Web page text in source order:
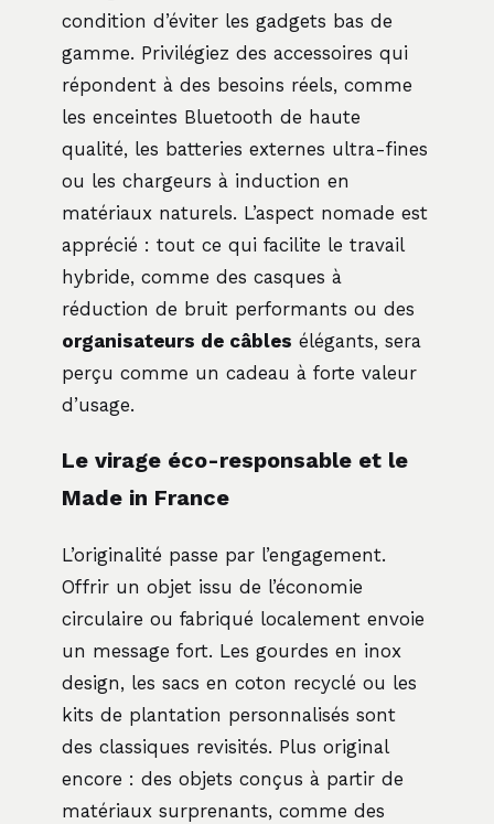
condition d’éviter les gadgets bas de
gamme. Privilégiez des accessoires qui
répondent à des besoins réels, comme
les enceintes Bluetooth de haute
qualité, les batteries externes ultra-fines
ou les chargeurs à induction en
matériaux naturels. L’aspect nomade est
apprécié : tout ce qui facilite le travail
hybride, comme des casques à
réduction de bruit performants ou des
organisateurs de câbles élégants, sera
perçu comme un cadeau à forte valeur
d’usage.
Le virage éco-responsable et le
Made in France
L’originalité passe par l’engagement.
Offrir un objet issu de l’économie
circulaire ou fabriqué localement envoie
un message fort. Les gourdes en inox
design, les sacs en coton recyclé ou les
kits de plantation personnalisés sont
des classiques revisités. Plus original
encore : des objets conçus à partir de
matériaux surprenants, comme des